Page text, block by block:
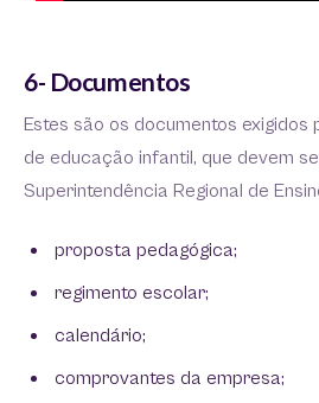
6- Documentos
Estes são os documentos exigidos
de educação infantil, que devem
Superintendência Regional de
proposta pedagógica;
regimento escolar;
calendário;
comprovantes da empresa;